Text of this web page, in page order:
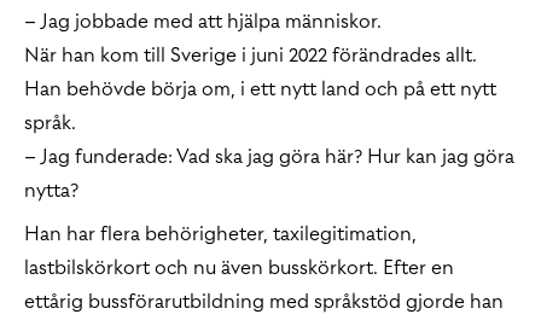
– Jag jobbade med att hjälpa människor.
När han kom till Sverige i juni 2022 förändrades allt.
Han behövde börja om, i ett nytt land och på ett nytt
språk.
– Jag funderade: Vad ska jag göra här? Hur kan jag göra
nytta?
Han har flera behörigheter, taxilegitimation,
lastbilskörkort och nu även busskörkort. Efter en
ettårig bussförarutbildning med språkstöd gjorde han